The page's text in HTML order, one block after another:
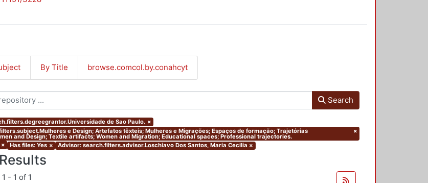
By Title browse.comcol.by.conahcyt
Search
de Sao Paulo. ×
e Design; Artefatos têxteis; Mulheres e Migrações; Espaços de formação; Trajetórias
and Design; Textile artifacts; Women and Migration; Educational spaces; Professional trajectories.
×
× Has files: Yes × Advisor: search.filters.advisor.Loschiavo Dos Santos, Maria Cecilia ×
1 - 1 of 1